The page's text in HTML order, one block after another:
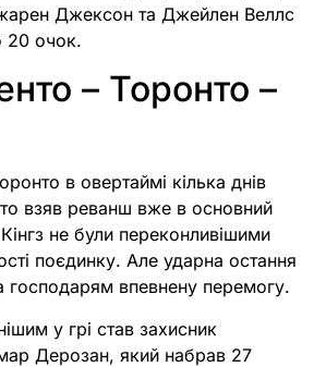
Джексон та Джейлен Веллс
20 очок.
– Торонто –
в овертаймі кілька днів
взяв реванш вже в основний
не були переконливішими
поєдинку. Але ударна остання
господарям впевнену перемогу.
у грі став захисник
Дерозан, який набрав 27